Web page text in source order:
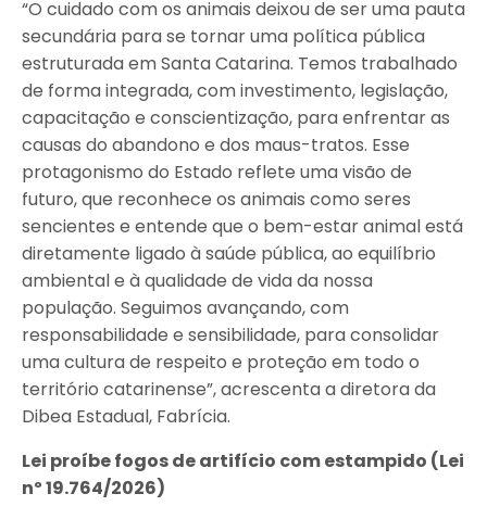
“O cuidado com os animais deixou de ser uma pauta
secundária para se tornar uma política pública
estruturada em Santa Catarina. Temos trabalhado
de forma integrada, com investimento, legislação,
capacitação e conscientização, para enfrentar as
causas do abandono e dos maus-tratos. Esse
protagonismo do Estado reflete uma visão de
futuro, que reconhece os animais como seres
sencientes e entende que o bem-estar animal está
diretamente ligado à saúde pública, ao equilíbrio
ambiental e à qualidade de vida da nossa
população. Seguimos avançando, com
responsabilidade e sensibilidade, para consolidar
uma cultura de respeito e proteção em todo o
território catarinense”, acrescenta a diretora da
Dibea Estadual, Fabrícia.
Lei proíbe fogos de artifício com estampido (Lei
nº 19.764/2026)